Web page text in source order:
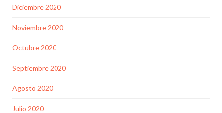
Diciembre 2020
Noviembre 2020
Octubre 2020
Septiembre 2020
Agosto 2020
Julio 2020